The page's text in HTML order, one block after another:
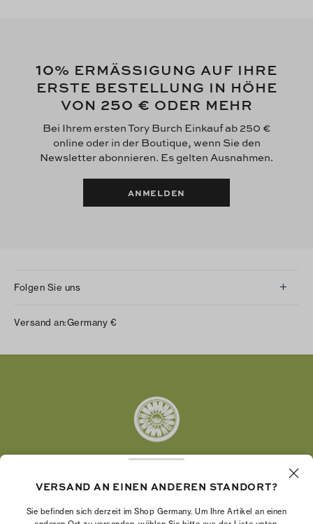
10% ERMÄSSIGUNG AUF IHRE
ERSTE BESTELLUNG IN HÖHE
VON 250 € ODER MEHR
Bei Ihrem ersten Tory Burch Einkauf ab 250 €
online oder in der Boutique, wenn Sie den
Newsletter abonnieren. Es gelten Ausnahmen.
ANMELDEN
Folgen Sie uns
Twitter
Versand an:Germany €
Die Tory Burch Foundation stärkt die
VERSAND AN EINEN ANDEREN STANDORT?
Sie befinden sich derzeit im Shop Germany. Um Ihre Artikel an einen